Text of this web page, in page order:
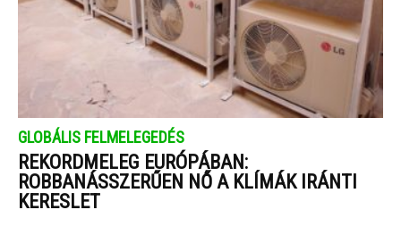
GLOBÁLIS FELMELEGEDÉS
REKORDMELEG EURÓPÁBAN:
ROBBANÁSSZERŰEN NŐ A KLÍMÁK IRÁNTI
KERESLET